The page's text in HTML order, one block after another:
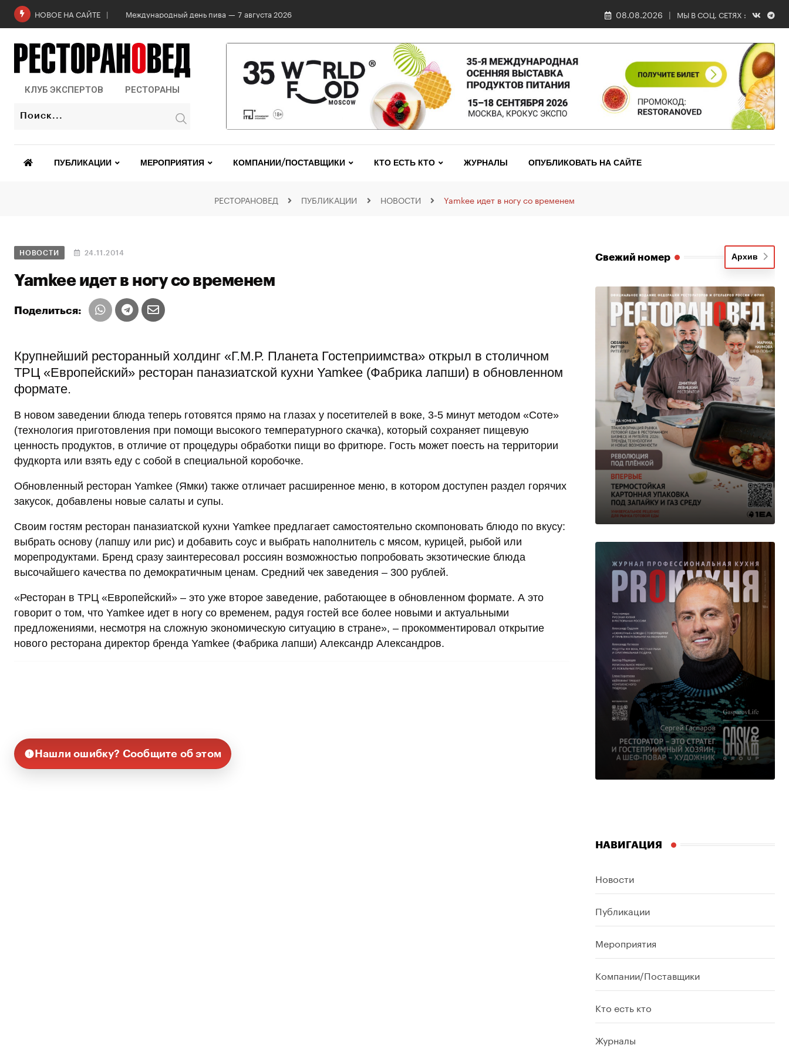
НОВОЕ НА САЙТЕ Международный день пива — 7 августа 2026 08.08.2026 МЫ В СОЦ. СЕТЯХ :
КЛУБ ЭКСПЕРТОВ РЕСТОРАНЫ
ПУБЛИКАЦИИ МЕРОПРИЯТИЯ КОМПАНИИ/ПОСТАВЩИКИ КТО ЕСТЬ КТО ЖУРНАЛЫ ОПУБЛИКОВАТЬ НА САЙТЕ
РЕСТОРАНОВЕД ПУБЛИКАЦИИ НОВОСТИ Yamkee идет в ногу со временем
НОВОСТИ 24.11.2014
Yamkee идет в ногу со временем
Поделиться:
Крупнейший ресторанный холдинг «Г.М.Р. Планета Гостеприимства» открыл в столичном
ТРЦ «Европейский» ресторан паназиатской кухни Yamkee (Фабрика лапши) в обновленном
формате.
В новом заведении блюда теперь готовятся прямо на глазах у посетителей в воке, 3-5 минут методом «Соте»
(технология приготовления при помощи высокого температурного скачка), который сохраняет пищевую
ценность продуктов, в отличие от процедуры обработки пищи во фритюре. Гость может поесть на территории
фудкорта или взять еду с собой в специальной коробочке.
Обновленный ресторан Yamkee (Ямки) также отличает расширенное меню, в котором доступен раздел горячих
закусок, добавлены новые салаты и супы.
Своим гостям ресторан паназиатской кухни Yamkee предлагает самостоятельно скомпоновать блюдо по вкусу:
выбрать основу (лапшу или рис) и добавить соус и выбрать наполнитель с мясом, курицей, рыбой или
морепродуктами. Бренд сразу заинтересовал россиян возможностью попробовать экзотические блюда
высочайшего качества по демократичным ценам. Средний чек заведения – 300 рублей.
«Ресторан в ТРЦ «Европейский» – это уже второе заведение, работающее в обновленном формате. А это
говорит о том, что Yamkee идет в ногу со временем, радуя гостей все более новыми и актуальными
предложениями, несмотря на сложную экономическую ситуацию в стране», – прокомментировал открытие
нового ресторана директор бренда Yamkee (Фабрика лапши) Александр Александров.
Нашли ошибку? Сообщите об этом
Свежий номер Архив
НАВИГАЦИЯ
Новости
Публикации
Мероприятия
Компании/Поставщики
Кто есть кто
Журналы